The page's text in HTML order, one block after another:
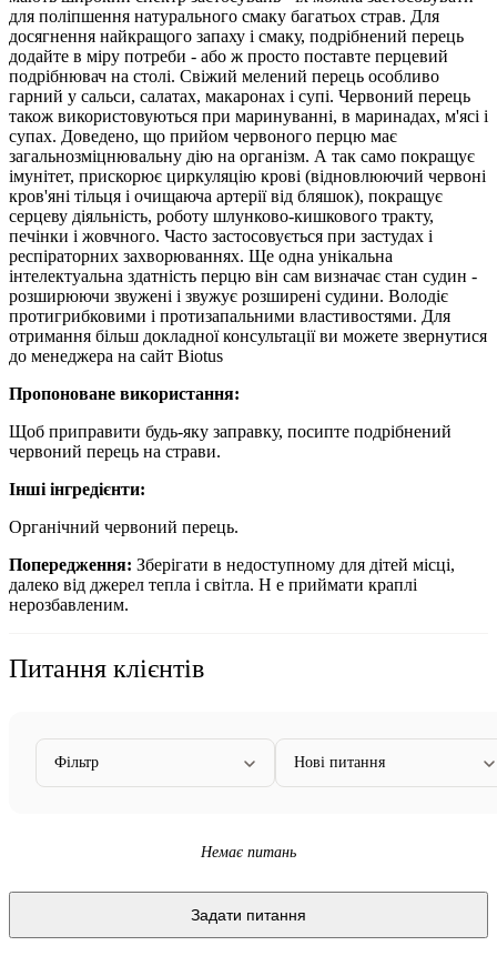
для поліпшення натурального смаку багатьох страв. Для
досягнення найкращого запаху і смаку, подрібнений перець
додайте в міру потреби - або ж просто поставте перцевий
подрібнювач на столі. Свіжий мелений перець особливо
гарний у сальси, салатах, макаронах і супі. Червоний перець
також використовуються при маринуванні, в маринадах, м'ясі і
супах. Доведено, що прийом червоного перцю має
загальнозміцнювальну дію на організм. А так само покращує
імунітет, прискорює циркуляцію крові (відновлюючий червоні
кров'яні тільця і очищаюча артерії від бляшок), покращує
серцеву діяльність, роботу шлунково-кишкового тракту,
печінки і жовчного. Часто застосовується при застудах і
респіраторних захворюваннях. Ще одна унікальна
інтелектуальна здатність перцю він сам визначає стан судин -
розширюючи звужені і звужує розширені судини. Володіє
протигрибковими і протизапальними властивостями. Для
отримання більш докладної консультації ви можете звернутися
до менеджера на сайт Biotus
Пропоноване використання:
Щоб приправити будь-яку заправку, посипте подрібнений
червоний перець на страви.
Інші інгредієнти:
Органічний червоний перець.
Попередження: Зберігати в недоступному для дітей місці,
далеко від джерел тепла і світла. Н е приймати краплі
нерозбавленим.
Питання клієнтів
Фільтр Нові питання
Немає питань
Задати питання